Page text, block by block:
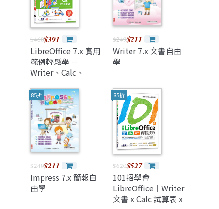
$460$391
LibreOffice 7.x 實用
範例輕鬆學 --
Writer、Calc、
與範例)
$249$211
Writer 7.x 文書自由
學
85折
$249$211
Impress 7.x 簡報自
由學
85折
$620$527
101招學會
LibreOffice｜Writer
文書 x Calc 試算表 x